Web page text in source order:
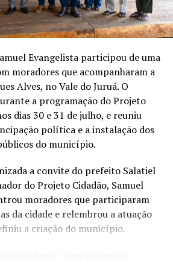
JUSTIÇA FEDERAL
com avanço tecnológico e foco
em Sena Madureira
Evangelista participou de uma
moradores que acompanharam a
Alves, no Vale do Juruá. O
a programação do Projeto
dias 30 e 31 de julho, e reuniu
política e a instalação dos
do município.
a convite do prefeito Salatiel
do Projeto Cidadão, Samuel
moradores que participaram
da cidade e relembrou a atuação
a criação do município.